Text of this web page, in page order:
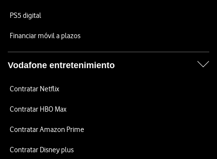
PS5 digital
Financiar móvil a plazos
Vodafone entretenimiento
Contratar Netflix
Contratar HBO Max
Contratar Amazon Prime
Contratar Disney plus